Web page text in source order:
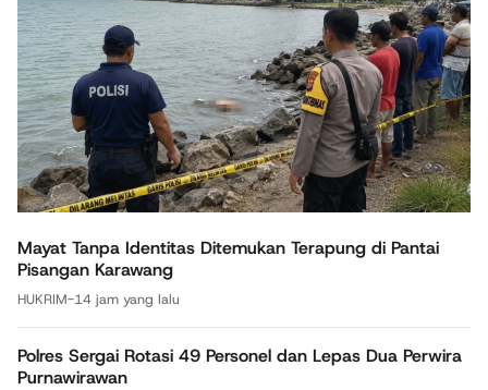
Mayat Tanpa Identitas Ditemukan Terapung di Pantai
Pisangan Karawang
HUKRIM-14 jam yang lalu
Polres Sergai Rotasi 49 Personel dan Lepas Dua Perwira
Purnawirawan